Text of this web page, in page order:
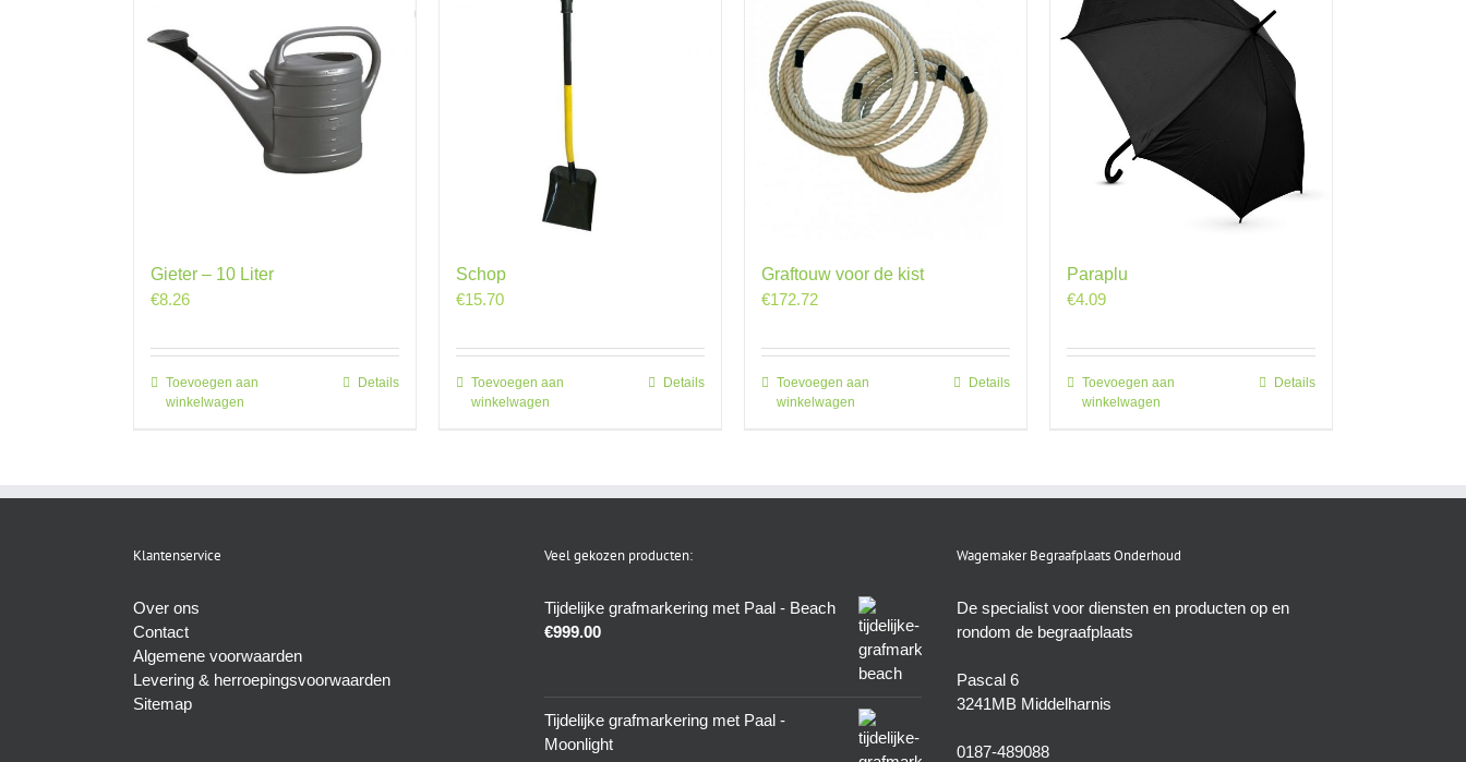
Gieter – 10 Liter
€8.26
Toevoegen aan
winkelwagen
Details
Schop
€15.70
Toevoegen aan
winkelwagen
Details
Graftouw voor de kist
€172.72
Toevoegen aan
winkelwagen
Details
Paraplu
€4.09
Toevoegen aan
winkelwagen
Details
Klantenservice
Over ons
Contact
Algemene voorwaarden
Levering & herroepingsvoorwaarden
Sitemap
Veel gekozen producten:
Tijdelijke grafmarkering met Paal - Beach
€999.00
Tijdelijke grafmarkering met Paal -
Moonlight
Wagemaker Begraafplaats Onderhoud
De specialist voor diensten en producten op en
rondom de begraafplaats
Pascal 6
3241MB Middelharnis
0187-489088